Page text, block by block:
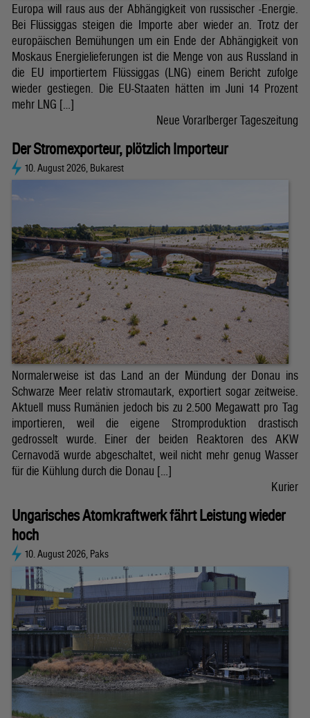
Europa will raus aus der Abhängigkeit von russischer -Energie.
Bei Flüssiggas steigen die Importe aber wieder an. Trotz der
europäischen Bemühungen um ein Ende der Abhängigkeit von
Moskaus Energielieferungen ist die Menge von aus Russland in
die EU importiertem Flüssiggas (LNG) einem Bericht zufolge
wieder gestiegen. Die EU-Staaten hätten im Juni 14 Prozent
mehr LNG […]
Neue Vorarlberger Tageszeitung
Der Stromexporteur, plötzlich Importeur
10. August 2026, Bukarest
Normalerweise ist das Land an der Mündung der Donau ins
Schwarze Meer relativ stromautark, exportiert sogar zeitweise.
Aktuell muss Rumänien jedoch bis zu 2.500 Megawatt pro Tag
importieren, weil die eigene Stromproduktion drastisch
gedrosselt wurde. Einer der beiden Reaktoren des AKW
Cernavodă wurde abgeschaltet, weil nicht mehr genug Wasser
für die Kühlung durch die Donau […]
Kurier
Ungarisches Atomkraftwerk fährt Leistung wieder
hoch
10. August 2026, Paks